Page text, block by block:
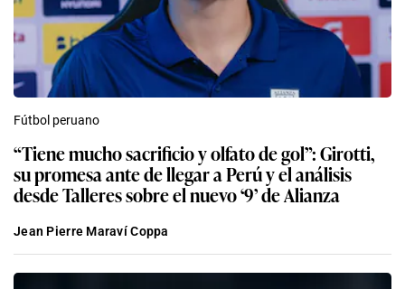
Fútbol peruano
“Tiene mucho sacrificio y olfato de gol”: Girotti,
su promesa ante de llegar a Perú y el análisis
desde Talleres sobre el nuevo ‘9’ de Alianza
Jean Pierre Maraví Coppa